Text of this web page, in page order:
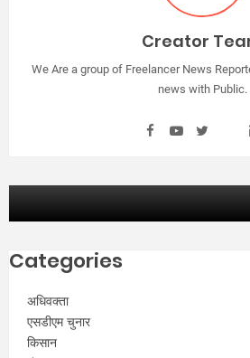
Creator
We Are a group of Freelancer News
news with Public.
Categories
अधिवक्ता
एसडीएम चुनार
किसान